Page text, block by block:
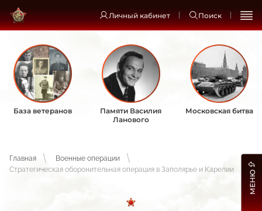
Личный кабинет Поиск
База ветеранов
Памяти Василия
Ланового
Московская битва
Главная
Военные операции
Стратегическая оборонительная операция в Заполярье и Карелии
МЕНЮ